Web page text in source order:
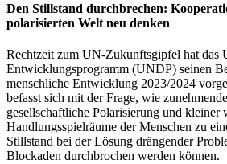
Den Stillstand durchbrechen:
polarisierten Welt neu denken
Rechtzeit zum UN-Zukunftsgipfel hat das
Entwicklungsprogramm (UNDP) seinen
menschliche Entwicklung 2023/2024
befasst sich mit der Frage, wie
gesellschaftliche Polarisierung und kleiner
Handlungsspielräume der Menschen zu
Stillstand bei der Lösung drängender
Blockaden durchbrochen werden können.